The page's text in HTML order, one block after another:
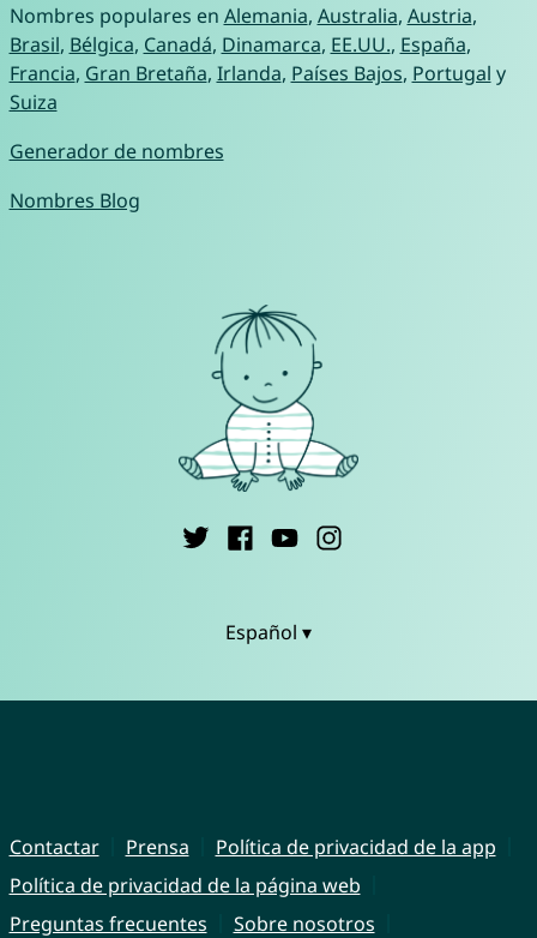
Nombres populares en Alemania, Australia, Austria,
Brasil, Bélgica, Canadá, Dinamarca, EE.UU., España,
Francia, Gran Bretaña, Irlanda, Países Bajos, Portugal y
Suiza
Generador de nombres
Nombres Blog
Español ▾
Contactar Prensa
Política de privacidad de la app
Política de privacidad de la página web
Preguntas frecuentes
Sobre nosotros